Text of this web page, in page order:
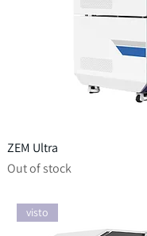
ZEM Ultra
Out of stock
visto